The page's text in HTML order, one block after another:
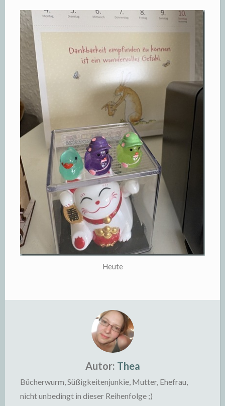
Heute
Autor: Thea
Bücherwurm, Süßigkeitenjunkie, Mutter, Ehefrau,
nicht unbedingt in dieser Reihenfolge ;)